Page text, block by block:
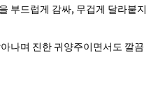
부드럽게 감싸, 무겁게 달라붙지
나며 진한 귀양주이면서도 깔끔